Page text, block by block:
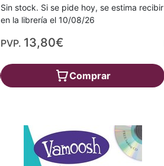
Sin stock. Si se pide hoy, se estima recibir
en la librería el 10/08/26
PVP. 13,80€
Comprar